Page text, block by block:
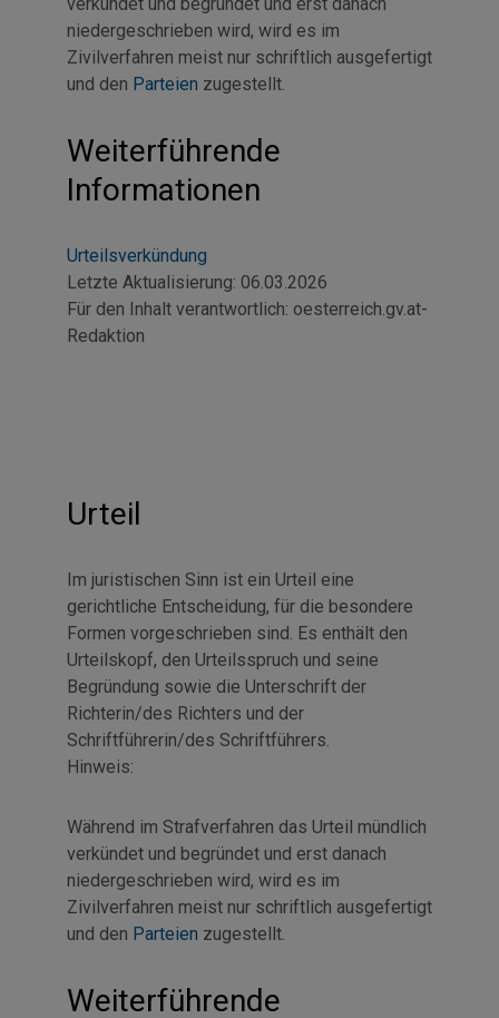
niedergeschrieben wird, wird es im
Zivilverfahren meist nur schriftlich ausgefertigt
und den Parteien zugestellt.
Weiterführende
Informationen
Urteilsverkündung
Letzte Aktualisierung: 06.03.2026
Für den Inhalt verantwortlich: oesterreich.gv.at-
Redaktion
Urteil
Im juristischen Sinn ist ein Urteil eine
gerichtliche Entscheidung, für die besondere
Formen vorgeschrieben sind. Es enthält den
Urteilskopf, den Urteilsspruch und seine
Begründung sowie die Unterschrift der
Richterin/des Richters und der
Schriftführerin/des Schriftführers.
Hinweis:
Während im Strafverfahren das Urteil mündlich
verkündet und begründet und erst danach
niedergeschrieben wird, wird es im
Zivilverfahren meist nur schriftlich ausgefertigt
und den Parteien zugestellt.
Weiterführende